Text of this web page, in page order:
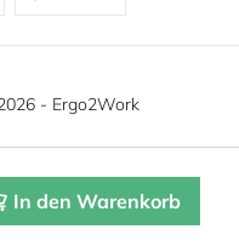
In den Warenkorb
- Ergo2Work
Cookie-Einstellungen